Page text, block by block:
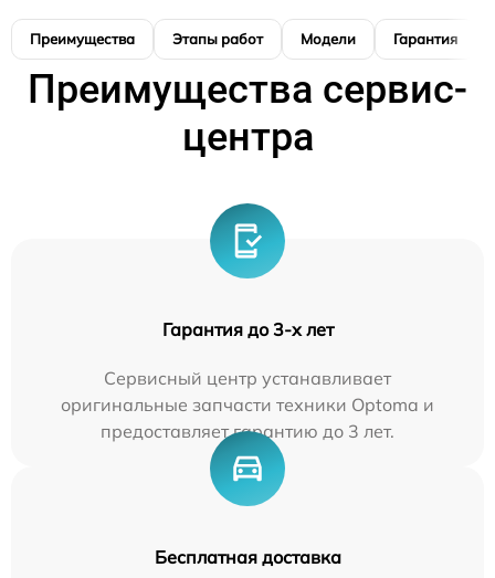
Преимущества Этапы работ Модели Гарантия
Преимущества сервис-
центра
Гарантия до 3-х лет
Сервисный центр устанавливает
оригинальные запчасти техники Optoma и
предоставляет гарантию до 3 лет.
Бесплатная доставка